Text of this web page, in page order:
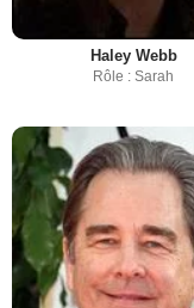
Haley Webb
Rôle : Sarah